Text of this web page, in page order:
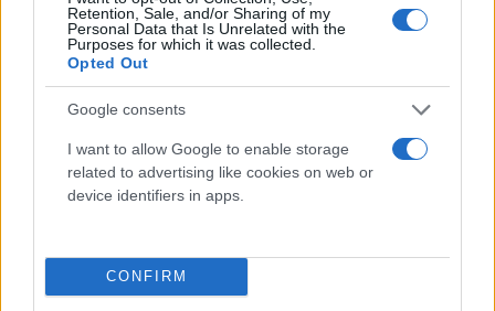
Retention, Sale, and/or Sharing of my
Personal Data that Is Unrelated with the
Purposes for which it was collected.
Opted Out
Google consents
I want to allow Google to enable storage
related to advertising like cookies on web or
device identifiers in apps.
CONFIRM
Ζωή Κωνσταντοπούλου
γενικός γραμματέας της Βουλής, ο Βασίλης
να το κάνετε αυτό; Κρύβετε το τι κατέθεσα;
πρακτική!